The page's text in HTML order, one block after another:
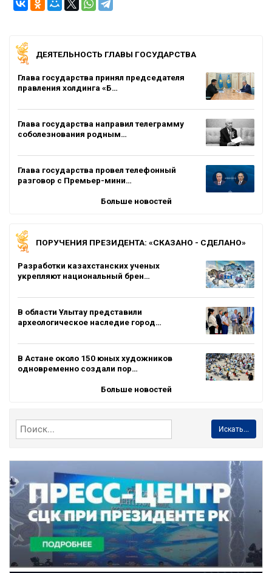
ДЕЯТЕЛЬНОСТЬ ГЛАВЫ ГОСУДАРСТВА
Глава государства принял председателя
правления холдинга «Б…
Глава государства направил телеграмму
соболезнования родным…
Глава государства провел телефонный
разговор с Премьер-мини…
Больше новостей
ПОРУЧЕНИЯ ПРЕЗИДЕНТА: «СКАЗАНО - СДЕЛАНО»
Разработки казахстанских ученых
укрепляют национальный брен…
В области Ұлытау представили
археологическое наследие город…
В Астане около 150 юных художников
одновременно создали пор…
Больше новостей
Искать...